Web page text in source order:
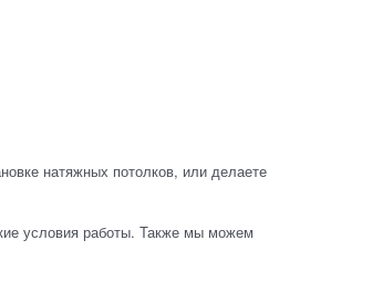
натяжных потолков, или делаете
условия работы. Также мы можем